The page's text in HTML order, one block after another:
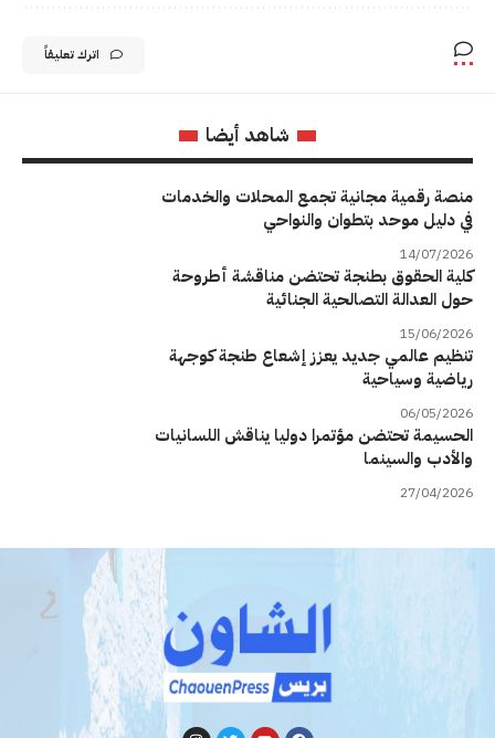
اترك تعليقاً
شاهد أيضا
منصة رقمية مجانية تجمع المحلات والخدمات
في دليل موحد بتطوان والنواحي
14/07/2026
كلية الحقوق بطنجة تحتضن مناقشة أطروحة
حول العدالة التصالحية الجنائية
15/06/2026
تنظيم عالمي جديد يعزز إشعاع طنجة كوجهة
رياضية وسياحية
06/05/2026
الحسيمة تحتضن مؤتمرا دوليا يناقش اللسانيات
والأدب والسينما
27/04/2026